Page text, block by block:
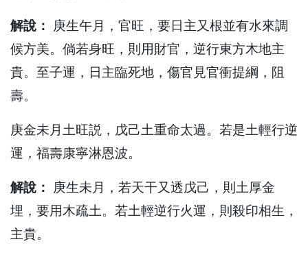
解說： 庚生午月，官旺，要日主又根並有水來調
候方美。倘若身旺，則用財官，逆行東方木地主
貴。至子運，日主臨死地，傷官見官衝提綱，阻
壽。
庚金未月土旺説，戊己土重命太過。若是土輕行逆
運，福壽康寧淋恩波。
解說： 庚生未月，若天干又透戊己，則土厚金
埋，要用木疏土。若土輕逆行火運，則殺印相生，
主貴。